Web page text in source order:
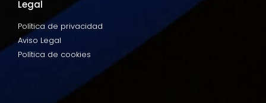
Legal
Política de privacidad
Aviso Legal
Política de cookies